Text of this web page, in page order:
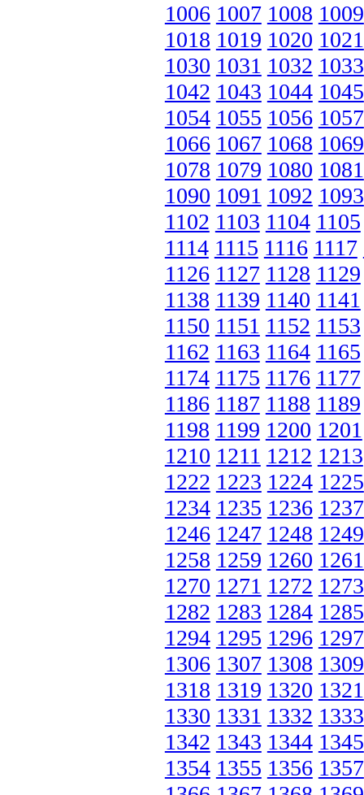
1006 1007 1008 1009
1018 1019 1020 1021
1030 1031 1032 1033
1042 1043 1044 1045
1054 1055 1056 1057
1066 1067 1068 1069
1078 1079 1080 1081
1090 1091 1092 1093
1102 1103 1104 1105
1114 1115 1116 1117
1126 1127 1128 1129
1138 1139 1140 1141
1150 1151 1152 1153
1162 1163 1164 1165
1174 1175 1176 1177
1186 1187 1188 1189
1198 1199 1200 1201
1210 1211 1212 1213
1222 1223 1224 1225
1234 1235 1236 1237
1246 1247 1248 1249
1258 1259 1260 1261
1270 1271 1272 1273
1282 1283 1284 1285
1294 1295 1296 1297
1306 1307 1308 1309
1318 1319 1320 1321
1330 1331 1332 1333
1342 1343 1344 1345
1354 1355 1356 1357